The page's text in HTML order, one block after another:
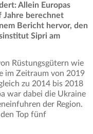
Allein Europas
Jahre berechnet
Bericht hervor, den
Sipri am
Rüstungsgütern wie
im Zeitraum von 2019
zu 2014 bis 2018
war dabei die Ukraine
der Region.
Top fünf